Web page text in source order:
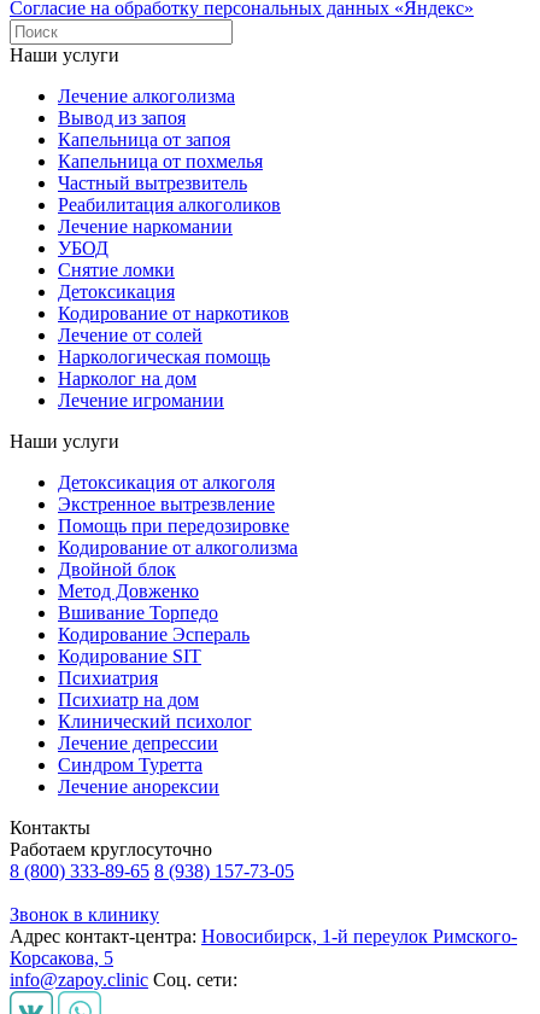
Согласие на обработку персональных данных «Яндекс»
Наши услуги
Лечение алкоголизма
Вывод из запоя
Капельница от запоя
Капельница от похмелья
Частный вытрезвитель
Реабилитация алкоголиков
Лечение наркомании
УБОД
Снятие ломки
Детоксикация
Кодирование от наркотиков
Лечение от солей
Наркологическая помощь
Нарколог на дом
Лечение игромании
Наши услуги
Детоксикация от алкоголя
Экстренное вытрезвление
Помощь при передозировке
Кодирование от алкоголизма
Двойной блок
Метод Довженко
Вшивание Торпедо
Кодирование Эспераль
Кодирование SIT
Психиатрия
Психиатр на дом
Клинический психолог
Лечение депрессии
Синдром Туретта
Лечение анорексии
Контакты
Работаем круглосуточно
8 (800) 333-89-65 8 (938) 157-73-05
Звонок в клинику
Адрес контакт-центра: Новосибирск, 1-й переулок Римского-
Корсакова, 5
info@zapoy.clinic Соц. сети: